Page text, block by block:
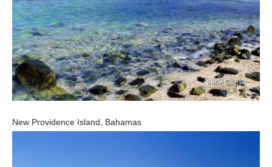
New Providence Island, Bahamas